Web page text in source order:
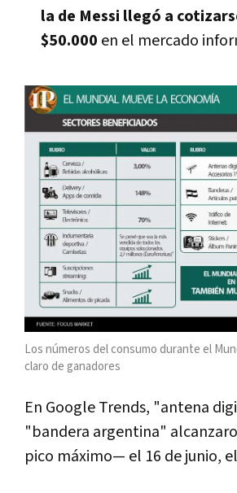
la de Messi llegó a
$50.000 en el mercado
Los números del consumo durante el
claro de ganadores
En Google Trends, "antena
"bandera argentina"
pico máximo— el 16 de junio,